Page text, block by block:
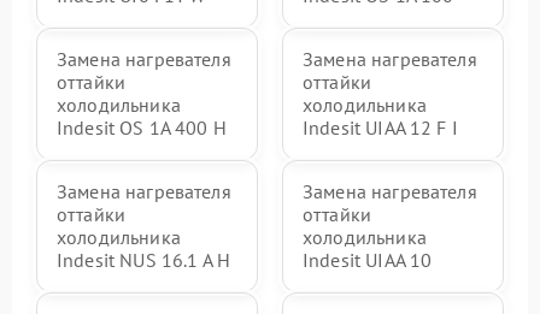
Замена нагревателя
оттайки
холодильника
Indesit OS 1A 400 H
Замена нагревателя
оттайки
холодильника
Indesit UIAA 12 F I
Замена нагревателя
оттайки
холодильника
Indesit NUS 16.1 A H
Замена нагревателя
оттайки
холодильника
Indesit UIAA 10